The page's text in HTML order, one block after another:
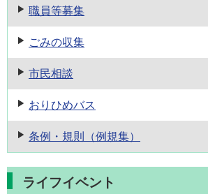
職員等募集
ごみの収集
市民相談
おりひめバス
条例・規則 （例規集）
ライフイベント